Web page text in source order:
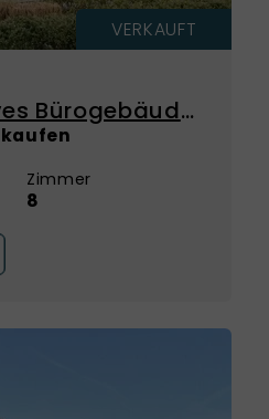
VERKAUFT
Repräsentatives Bürogebäude mit architektonischem Anspruch und vielseitigen Möglichkeiten
kaufen
Zimmer
8